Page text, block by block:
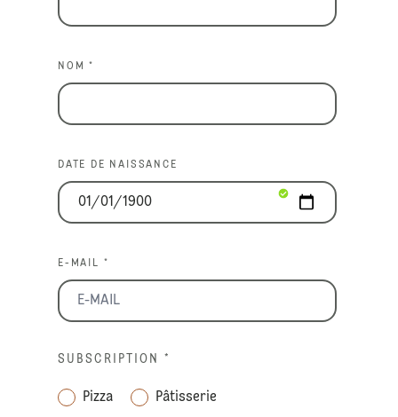
NOM *
DATE DE NAISSANCE
E-MAIL *
SUBSCRIPTION *
Pizza Pâtisserie